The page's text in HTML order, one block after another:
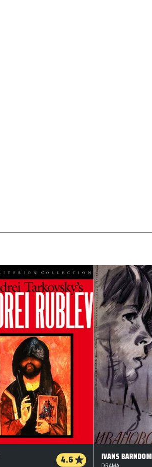
4.6 IVANS BARNDOM
DRAMA